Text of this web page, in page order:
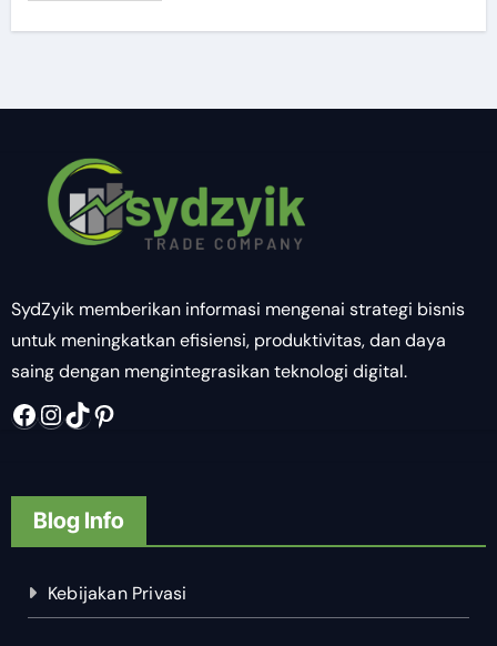
SydZyik memberikan informasi mengenai strategi bisnis
untuk meningkatkan efisiensi, produktivitas, dan daya
saing dengan mengintegrasikan teknologi digital.
Facebook
Instagram
TikTok
Pinterest
Blog Info
Kebijakan Privasi